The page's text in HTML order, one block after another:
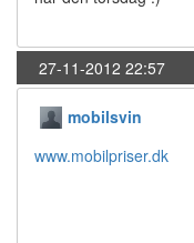
27-11-2012 22:57
mobilsvin
www.mobilpriser.dk